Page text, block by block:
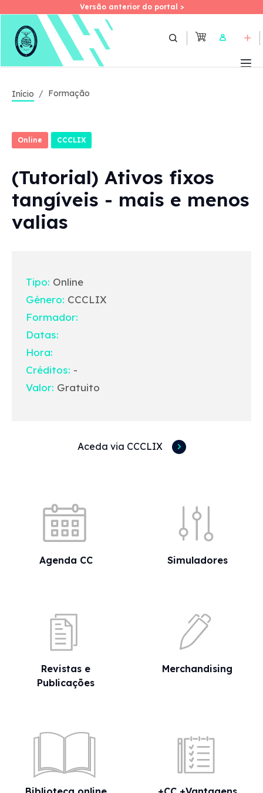
Skip
Versão anterior do portal >
Versão anterior do portal >
User
Início Formação
Online CCCLIX
(Tutorial) Ativos fixos
tangíveis - mais e menos
valias
Tipo: Online
Género: CCCLIX
Formador:
Datas:
Hora:
Créditos: -
Valor: Gratuito
Aceda via CCCLIX
Agenda CC Simuladores
Revistas e
Publicações
Merchandising